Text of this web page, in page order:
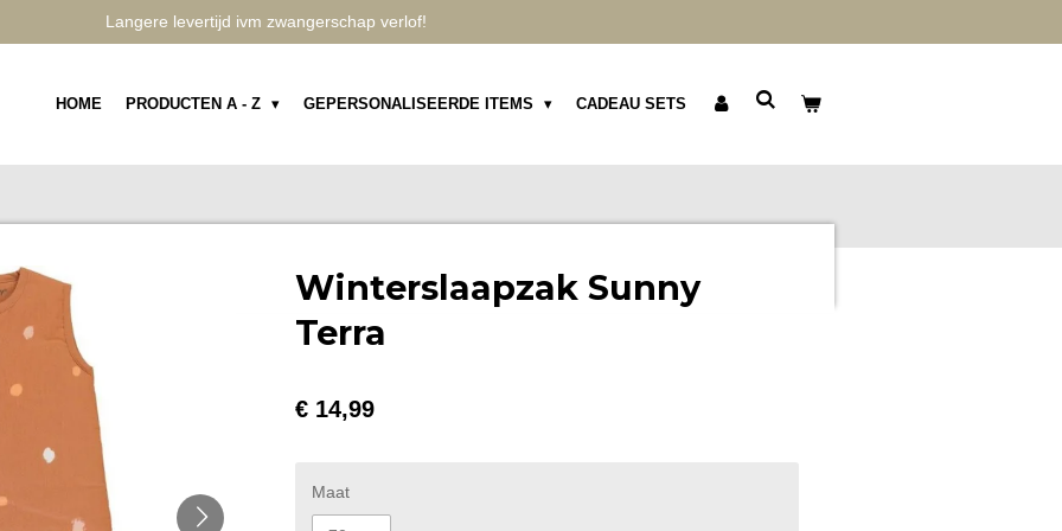
Langere levertijd ivm zwangerschap verlof!
HOME PRODUCTEN A - Z GEPERSONALISEERDE ITEMS CADEAU SETS
Winterslaapzak Sunny
Terra
€ 14,99
Maat